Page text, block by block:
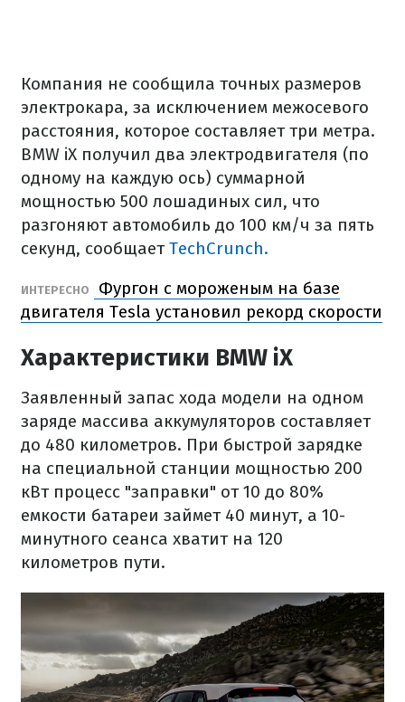
Компания не сообщила точных размеров
электрокара, за исключением межосевого
расстояния, которое составляет три метра.
BMW iX получил два электродвигателя (по
одному на каждую ось) суммарной
мощностью 500 лошадиных сил, что
разгоняют автомобиль до 100 км/ч за пять
секунд, сообщаетTechCrunch.
ИНТЕРЕСНО
Фургон с мороженым на базе
двигателя Tesla установил рекорд скорости
Характеристики BMW iX
Заявленный запас хода модели на одном
заряде массива аккумуляторов составляет
до 480 километров. При быстрой зарядке
на специальной станции мощностью 200
кВт процесс "заправки" от 10 до 80%
емкости батареи займет 40 минут, а 10-
минутного сеанса хватит на 120
километров пути.